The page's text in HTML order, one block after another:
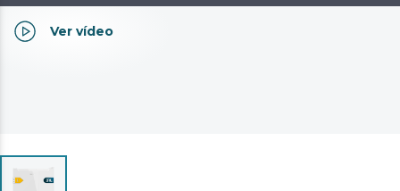
Ver vídeo